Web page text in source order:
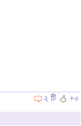
২ টি
+০